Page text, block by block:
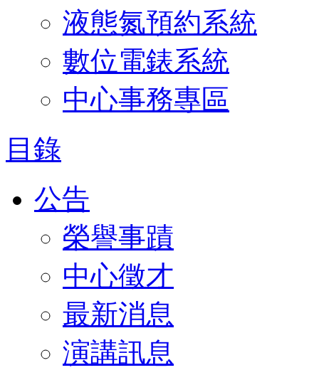
液態氮預約系統
數位電錶系統
中心事務專區
目錄
公告
榮譽事蹟
中心徵才
最新消息
演講訊息